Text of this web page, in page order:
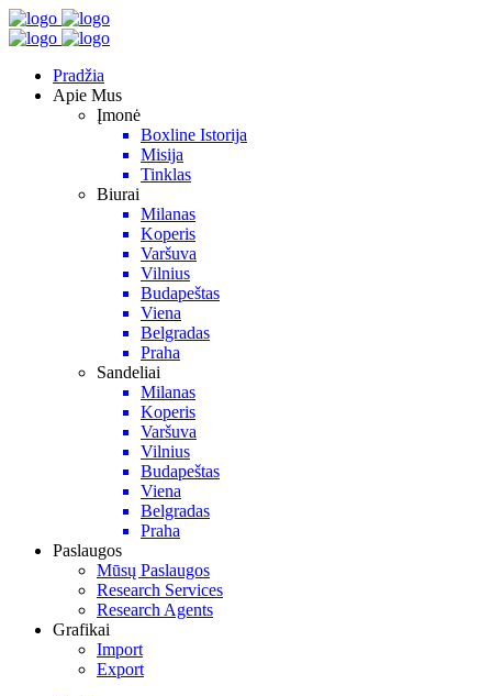
Pradžia
Apie Mus
Įmonė
Boxline Istorija
Misija
Tinklas
Biurai
Milanas
Koperis
Varšuva
Vilnius
Budapeštas
Viena
Belgradas
Praha
Sandeliai
Milanas
Koperis
Varšuva
Vilnius
Budapeštas
Viena
Belgradas
Praha
Paslaugos
Mūsų Paslaugos
Research Services
Research Agents
Grafikai
Import
Export